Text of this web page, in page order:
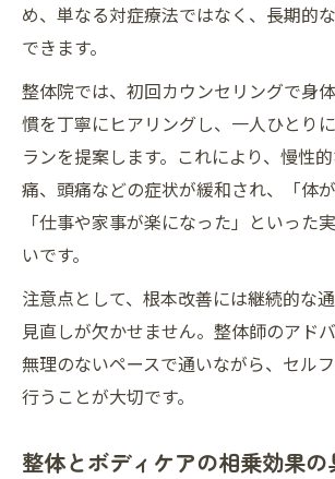
め、単なる対症療法ではなく、長期的
できます。
整体院では、初回カウンセリングで身
慣を丁寧にヒアリングし、一人ひとり
ランを提案します。これにより、慢性
痛、頭痛などの症状が緩和され、「体が
「仕事や家事が楽になった」といった
いです。
注意点として、根本改善には継続的な
見直しが欠かせません。整体師のアド
無理のないペースで通いながら、セル
行うことが大切です。
整体とボディケアの相乗効果の